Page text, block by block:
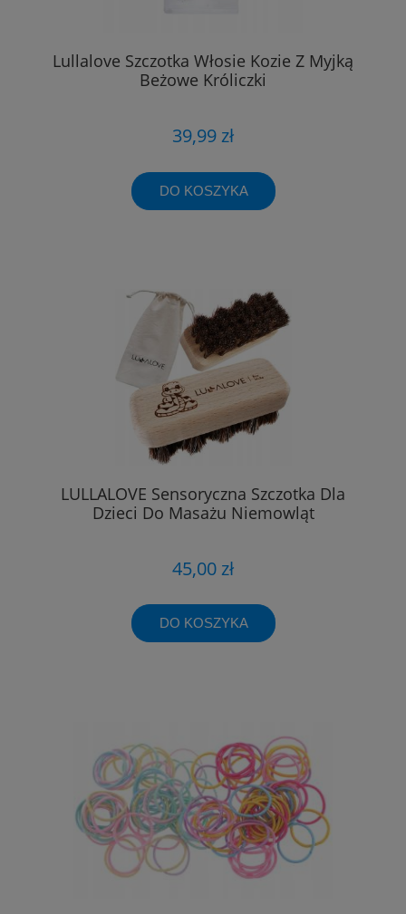
Lullalove Szczotka Włosie Kozie Z Myjką
Beżowe Króliczki
39,99 zł
DO KOSZYKA
LULLALOVE Sensoryczna Szczotka Dla
Dzieci Do Masażu Niemowląt
45,00 zł
DO KOSZYKA